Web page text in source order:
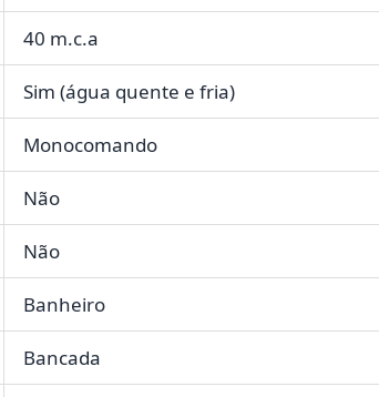
40 m.c.a
Sim (água quente e fria)
Monocomando
Não
Não
Banheiro
Bancada